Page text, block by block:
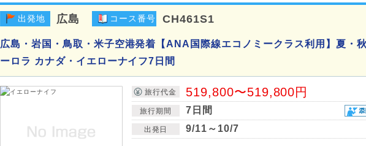
出発地 広島 コース番号 CH461S1
広島・岩国・鳥取・米子空港発着【ANA国際線エコノミークラス利用】夏・
ーロラ カナダ・イエローナイフ7日間
旅行代金 519,800〜519,800円
旅行期間 7日間
出発日 9/11～10/7